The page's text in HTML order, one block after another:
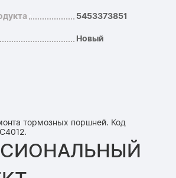
5453373851
Новый